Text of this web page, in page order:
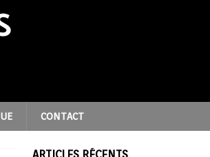
CONTACT